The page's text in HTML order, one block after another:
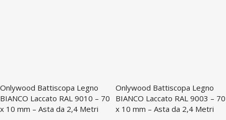
Onlywood Battiscopa Legno
BIANCO Laccato RAL 9010 – 70
x 10 mm – Asta da 2,4 Metri
Onlywood Battiscopa Legno
BIANCO Laccato RAL 9003 – 70
x 10 mm – Asta da 2,4 Metri